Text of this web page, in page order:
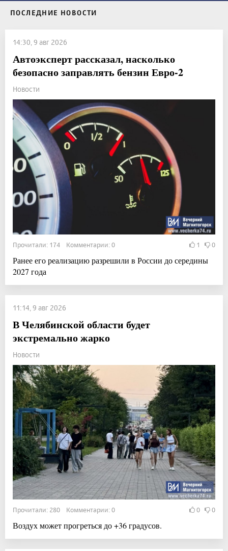
ПОСЛЕДНИЕ НОВОСТИ
14:30, 9 авг 2026
Автоэксперт рассказал, насколько
безопасно заправлять бензин Евро-2
Новости
Прочитали: 174 Комментарии: 0 1 0
Ранее его реализацию разрешили в России до середины
2027 года
11:14, 9 авг 2026
В Челябинской области будет
экстремально жарко
Новости
Прочитали: 280 Комментарии: 0 0 0
Воздух может прогреться до +36 градусов.